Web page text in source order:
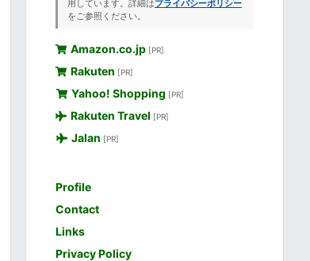
用しています。詳細はプライバシーポリシー
をご参照ください。
Amazon.co.jp [PR]
Rakuten [PR]
Yahoo! Shopping [PR]
Rakuten Travel [PR]
Jalan [PR]
Profile
Contact
Links
Privacy Policy